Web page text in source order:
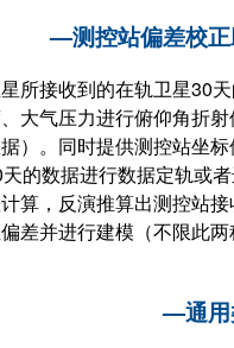
—测控站偏差校
所接收到的在轨卫星30
大气压力进行俯仰角折
）。同时提供测控站坐
的数据进行数据定轨或
算，反演推算出测控站
差并进行建模（不限此
—通